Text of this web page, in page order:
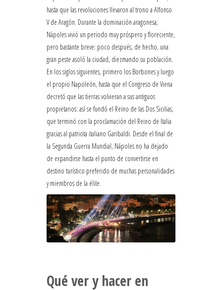
hasta que las revoluciones llevaron al trono a Alfonso
V de Aragón. Durante la dominación aragonesa,
Nápoles vivió un periodo muy próspero y floreciente,
pero bastante breve: poco después, de hecho, una
gran peste asoló la ciudad, diezmando su población.
En los siglos siguientes, primero los Borbones y luego
el propio Napoleón, hasta que el Congreso de Viena
decretó que las tierras volvieran a sus antiguos
propietarios: así se fundó el Reino de las Dos Sicilias,
que terminó con la proclamación del Reino de Italia
gracias al patriota italiano Garibaldi. Desde el final de
la Segunda Guerra Mundial, Nápoles no ha dejado
de expandirse hasta el punto de convertirse en
destino turístico preferido de muchas personalidades
y miembros de la élite.
Qué ver y hacer en